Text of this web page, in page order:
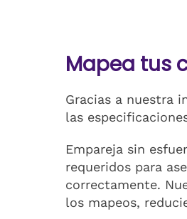
Mapea tus
Gracias a nuestra
las
Empareja sin
requeridos para
correctamente.
los mapeos,